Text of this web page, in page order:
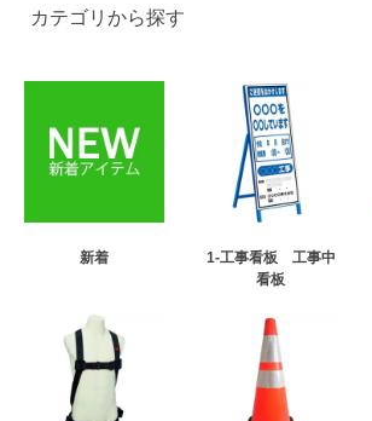
カテゴリから探す
新着
1-工事看板 工事中
看板